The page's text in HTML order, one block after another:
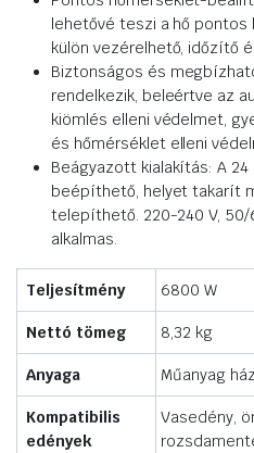
lehetővé teszi a hő pontos
külön vezérelhető, időzítő
Biztonságos és
rendelkezik, beleértve az
kiömlés elleni védelmet,
és hőmérséklet elleni
Beágyazott kialakítás: A
beépíthető, helyet takarít
telepíthető. 220-240 V,
alkalmas.
Teljesítmény 6800 W
Nettó tömeg 8,32 kg
Anyaga Műanyag ház
Kompatibilis
edények
Vasedény,